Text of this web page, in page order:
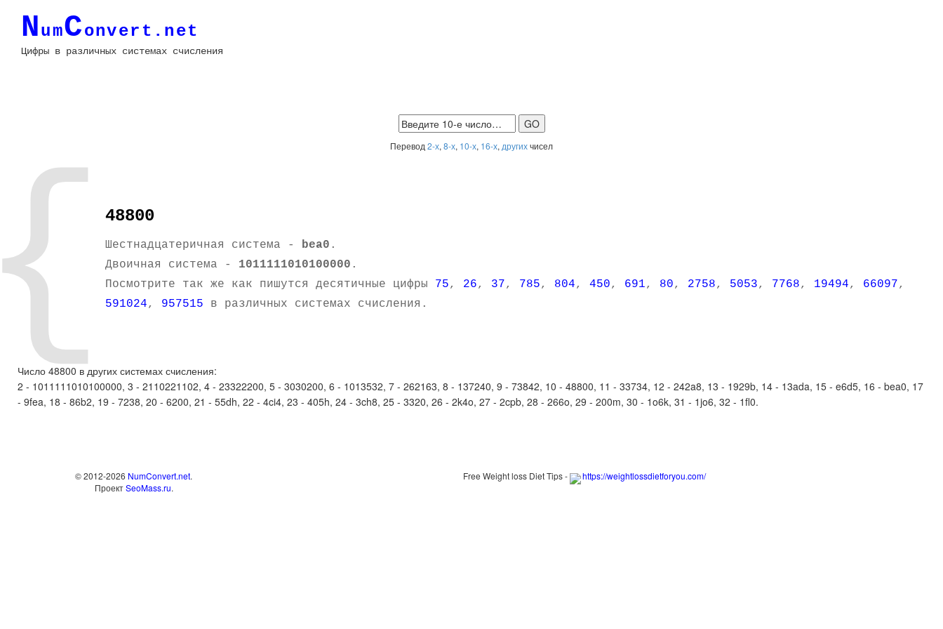
NumConvert.net
Цифры в различных системах счисления
Перевод 2-х, 8-х, 10-х, 16-х, другихчисел
48800
Шестнадцатеричная система - bea0 .
Двоичная система - 1011111010100000 .
Посмотрите так же как пишутся десятичные цифры 75, 26, 37, 785, 804, 450, 691, 80, 2758, 5053, 7768, 19494, 66097,
591024, 957515 в различных системах счисления.
Число 48800 в других системах счисления:
2 - 1011111010100000, 3 - 2110221102, 4 - 23322200, 5 - 3030200, 6 - 1013532, 7 - 262163, 8 - 137240, 9 - 73842, 10 - 48800, 11 - 33734, 12 - 242a8, 13 - 1929b, 14 - 13ada, 15 - e6d5, 16 - bea0, 17
- 9fea, 18 - 86b2, 19 - 7238, 20 - 6200, 21 - 55dh, 22 - 4ci4, 23 - 405h, 24 - 3ch8, 25 - 3320, 26 - 2k4o, 27 - 2cpb, 28 - 266o, 29 - 200m, 30 - 1o6k, 31 - 1jo6, 32 - 1fl0.
© 2012-2026 NumConvert.net.
ПроектSeoMass.ru.
Free Weight loss Diet Tips - https://weightlossdietforyou.com/